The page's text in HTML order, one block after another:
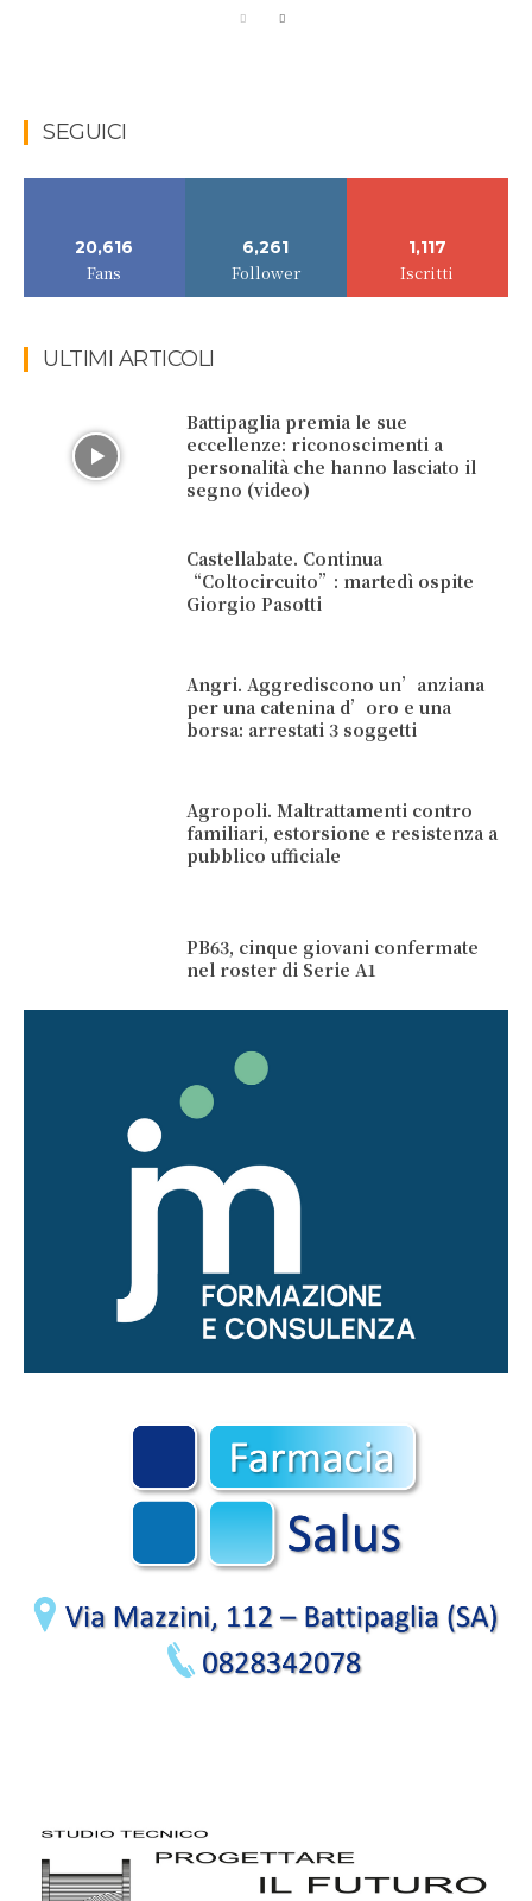
SEGUICI
20,616
Fans
6,261
Follower
1,117
Iscritti
ULTIMI ARTICOLI
Battipaglia premia le sue
eccellenze: riconoscimenti a
personalità che hanno lasciato il
segno (video)
Castellabate. Continua
“Coltocircuito”: martedì ospite
Giorgio Pasotti
Angri. Aggrediscono un’anziana
per una catenina d’oro e una
borsa: arrestati 3 soggetti
Agropoli. Maltrattamenti contro
familiari, estorsione e resistenza a
pubblico ufficiale
PB63, cinque giovani confermate
nel roster di Serie A1